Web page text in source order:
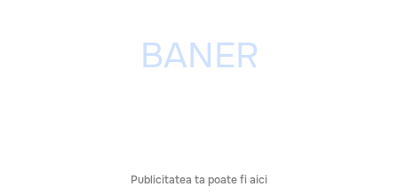
Publicitatea ta poate fi aici